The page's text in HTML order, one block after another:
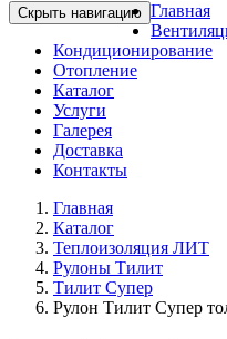
Скрыть навигацию Главная
Кондиционирование
Отопление
Каталог
Услуги
Галерея
Доставка
Контакты
Главная
Каталог
Теплоизоляция ЛИТ
Рулоны Тилит
Тилит Супер
Рулон Тилит Супер